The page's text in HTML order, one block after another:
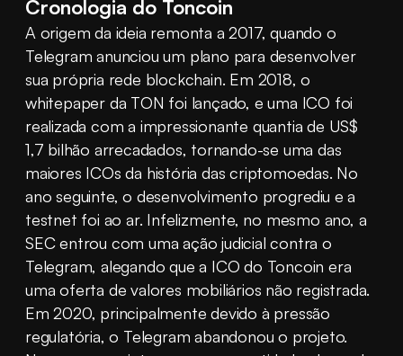
Cronologia do Toncoin
A origem da ideia remonta a 2017, quando o
Telegram anunciou um plano para desenvolver
sua própria rede blockchain. Em 2018, o
whitepaper da TON foi lançado, e uma ICO foi
realizada com a impressionante quantia de US$
1,7 bilhão arrecadados, tornando-se uma das
maiores ICOs da história das criptomoedas. No
ano seguinte, o desenvolvimento progrediu e a
testnet foi ao ar. Infelizmente, no mesmo ano, a
SEC entrou com uma ação judicial contra o
Telegram, alegando que a ICO do Toncoin era
uma oferta de valores mobiliários não registrada.
Em 2020, principalmente devido à pressão
regulatória, o Telegram abandonou o projeto.